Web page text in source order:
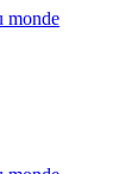
monde